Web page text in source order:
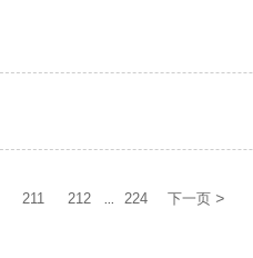
211 212 ... 224 下一页 >